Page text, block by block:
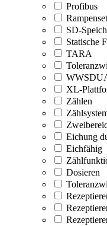
Profibus
Rampenset
SD-
Statische
TARA
XL-
Zählen
Eichung
Eichfähig
Dosieren